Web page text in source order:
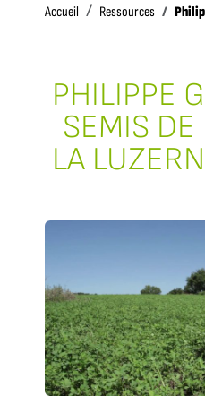
Accueil AccueilRessources
PHILIPPE
SEMIS
LA